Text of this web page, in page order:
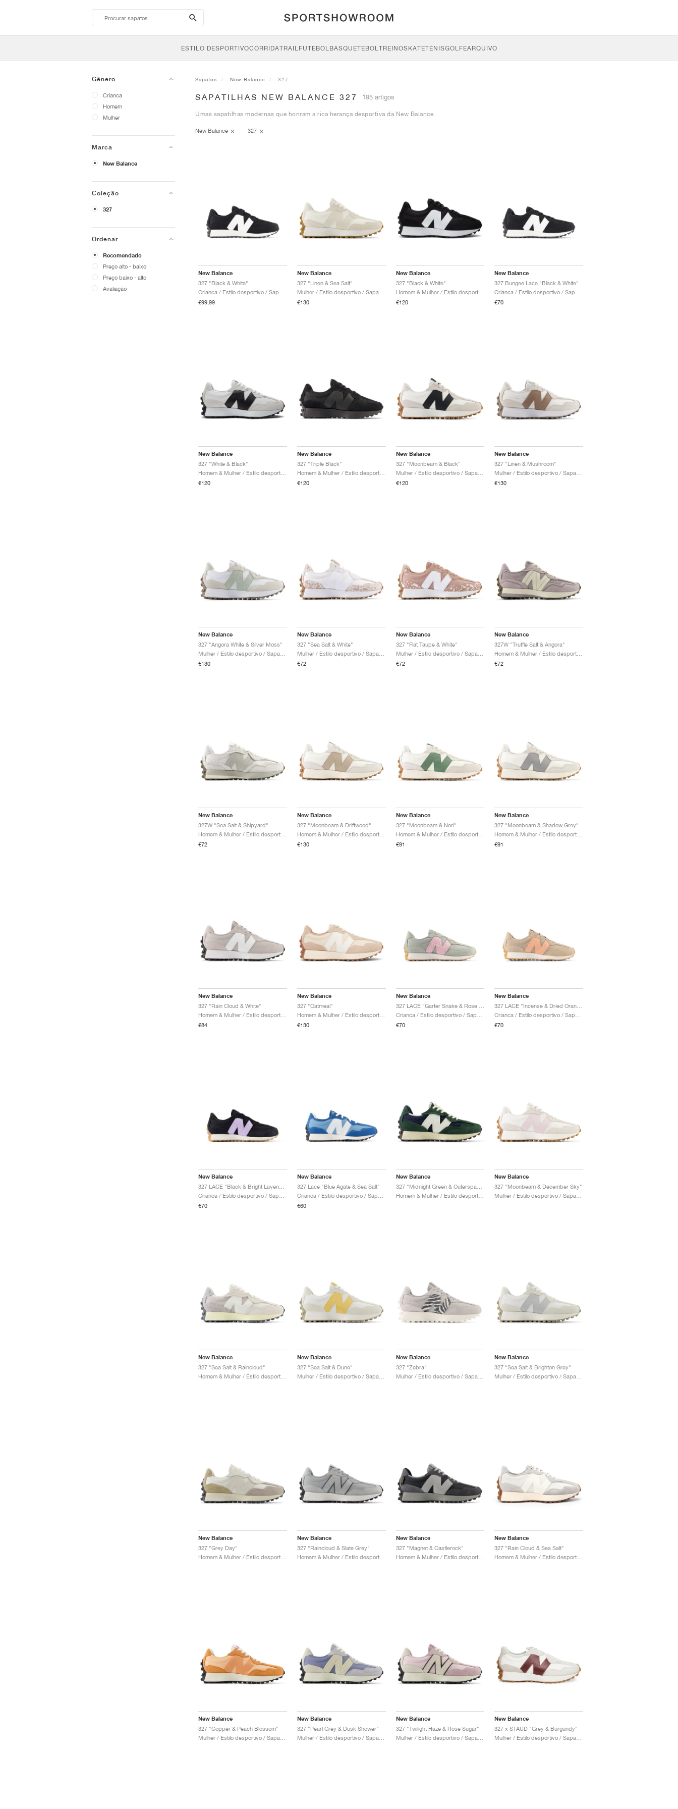
search-
btn
ESTILO DESPORTIVOCORRIDATRAILFUTEBOLBASQUETEBOLTREINOSKATETÉNISGOLFEARQUIVO
Gênero
Crianca
Homem
Mulher
Marca
New Balance
Coleção
327
Ordenar
Recomendado
Preço alto - baixo
Preço baixo - alto
Avaliação
Sapatos New Balance 327
SAPATILHAS NEW BALANCE 327 195 artigos
Umas sapatilhas modernas que honram a rica herança desportiva da New Balance.
New Balance 327
New Balance
327 "Black & White"
€99,99
New Balance
327 "Linen & Sea Salt"
€130
New Balance
327 "Black & White"
Homem & Mulher / Estilo desportivo / Sapatos
€120
New Balance
327 Bungee Lace "Black & White"
€70
New Balance
327 "White & Black"
€120
New Balance
327 "Triple Black"
Homem & Mulher / Estilo desportivo / Sapatos
€120
New Balance
327 "Moonbeam & Black"
€120
New Balance
327 "Linen & Mushroom"
€130
New Balance
327 "Angora White & Silver Moss"
€130
New Balance
327 "Sea Salt & White"
€72
New Balance
327 "Flat Taupe & White"
€72
New Balance
327W "Truffle Salt & Angora"
€72
New Balance
327W "Sea Salt & Shipyard"
€72
New Balance
327 "Moonbeam & Driftwood"
Homem & Mulher / Estilo desportivo / Sapatos
€130
New Balance
327 "Moonbeam & Nori"
Homem & Mulher / Estilo desportivo / Sapatos
€91
New Balance
327 "Moonbeam & Shadow Grey"
€91
New Balance
327 "Rain Cloud & White"
€84
New Balance
327 "Oatmeal"
Homem & Mulher / Estilo desportivo / Sapatos
€130
New Balance
€70
New Balance
€70
New Balance
€70
New Balance
327 Lace "Blue Agate & Sea Salt"
€60
New Balance
Homem & Mulher / Estilo desportivo / Sapatos
New Balance
327 "Moonbeam & December Sky"
New Balance
327 "Sea Salt & Raincloud"
New Balance
327 "Sea Salt & Dune"
New Balance
327 "Zebra"
New Balance
327 "Sea Salt & Brighton Grey"
New Balance
327 "Grey Day"
New Balance
327 "Raincloud & Slate Grey"
Homem & Mulher / Estilo desportivo / Sapatos
New Balance
327 "Magnet & Castlerock"
Homem & Mulher / Estilo desportivo / Sapatos
New Balance
327 "Rain Cloud & Sea Salt"
New Balance
327 "Copper & Peach Blossom"
New Balance
327 "Pearl Grey & Dusk Shower"
New Balance
327 "Twilight Haze & Rose Sugar"
New Balance
327 x STAUD "Grey & Burgundy"